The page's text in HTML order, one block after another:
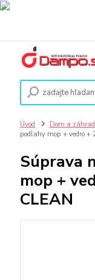
Úvod Dom a
podlahy mop + vedro +
Súprava
mop +
CLEAN